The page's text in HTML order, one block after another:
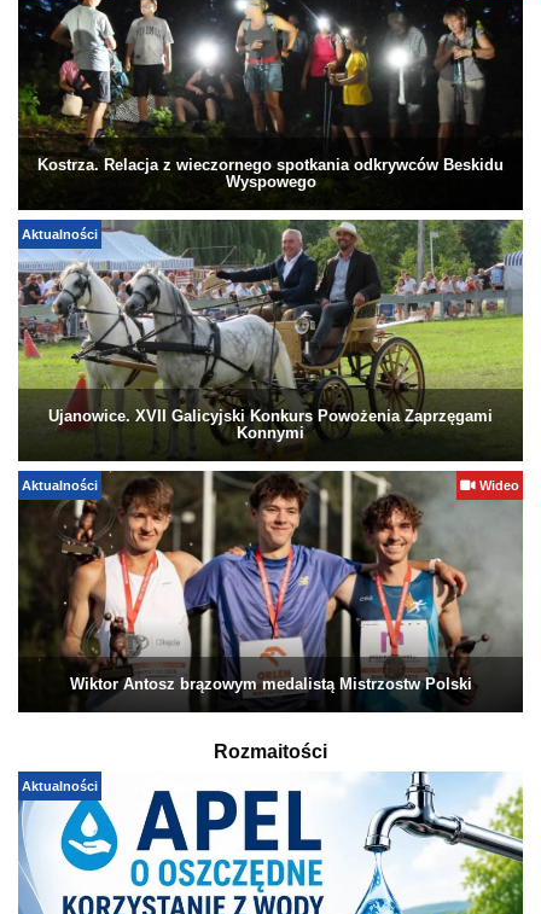
Kostrza. Relacja z wieczornego spotkania odkrywców Beskidu
Wyspowego
Aktualności
Ujanowice. XVII Galicyjski Konkurs Powożenia Zaprzęgami
Konnymi
Aktualności Wideo
Wiktor Antosz brązowym medalistą Mistrzostw Polski
Rozmaitości
Aktualności